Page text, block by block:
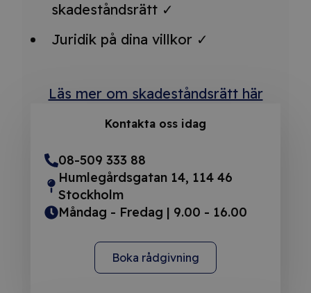
skadeståndsrätt ✓
Juridik på dina villkor ✓
Läs mer om skadeståndsrätt här
Kontakta oss idag
08-509 333 88
Humlegårdsgatan 14, 114 46
Stockholm
Måndag - Fredag | 9.00 - 16.00
Boka rådgivning